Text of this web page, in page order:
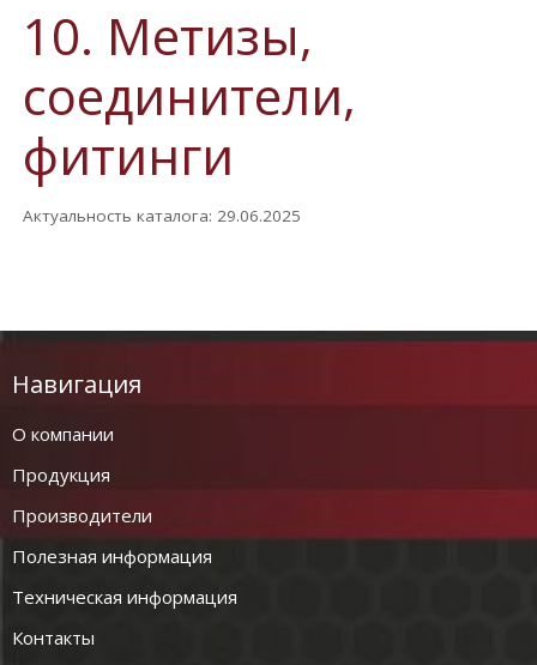
10. Метизы,
соединители,
фитинги
Актуальность каталога: 29.06.2025
Навигация
О компании
Продукция
Производители
Полезная информация
Техническая информация
Контакты